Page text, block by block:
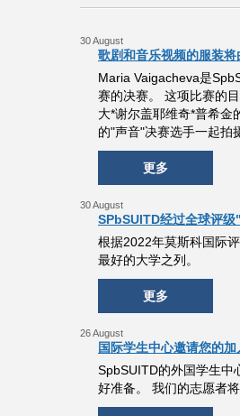
30 August
歌剧和音乐视频的服装
Maria Vaigacheva是
赛的决赛。 这项比赛的
大*谢尔盖耶维奇*普希金
的"声音"决赛选手一起拍
更多
30 August
SPbSUITD经过全球评
根据2022年莫斯科国际
最好的大学之列。
更多
26 August
国际学生中心邀请您的加
SpbSUITD的外国学生中
好准备。 我们的志愿者